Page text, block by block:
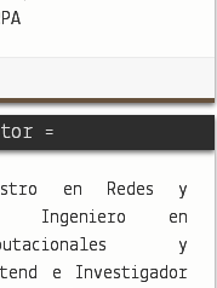
=
en Redes y
Ingeniero en
y
e Investigador